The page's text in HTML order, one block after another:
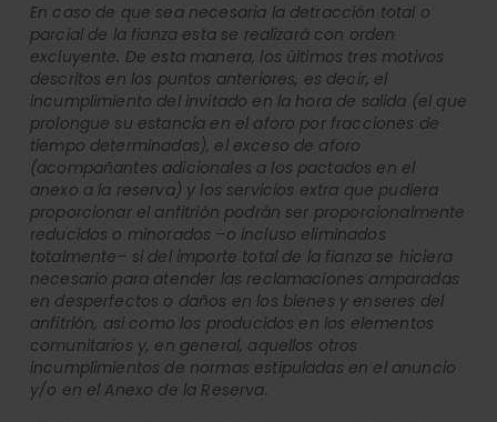
En caso de que sea necesaria la detracción total o
parcial de la fianza esta se realizará con orden
excluyente. De esta manera, los últimos tres motivos
descritos en los puntos anteriores, es decir, el
incumplimiento del invitado en la hora de salida (el que
prolongue su estancia en el aforo por fracciones de
tiempo determinadas), el exceso de aforo
(acompañantes adicionales a los pactados en el
anexo a la reserva) y los servicios extra que pudiera
proporcionar el anfitrión podrán ser proporcionalmente
reducidos o minorados –o incluso eliminados
totalmente– si del importe total de la fianza se hiciera
necesario para atender las reclamaciones amparadas
en desperfectos o daños en los bienes y enseres del
anfitrión, así como los producidos en los elementos
comunitarios y, en general, aquellos otros
incumplimientos de normas estipuladas en el anuncio
y/o en el Anexo de la Reserva.